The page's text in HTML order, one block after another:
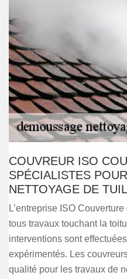
COUVREUR ISO
SPÉCIALISTES
NETTOYAGE DE
L’entreprise ISO
tous travaux touchant la
interventions sont
expérimentés. Les
qualité pour les travaux de